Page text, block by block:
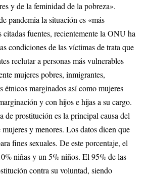
y de la feminidad de la pobreza».
pandemia la situación es «más
citadas fuentes, recientemente la ONU ha
condiciones de las víctimas de trata que
reclutar a personas más vulnerables
mujeres pobres, inmigrantes,
étnicos marginados así como mujeres
y con hijos e hijas a su cargo.
de prostitución es la principal causa del
y menores. Los datos dicen que
fines sexuales. De este porcentaje, el
niñas y un 5% niños. El 95% de las
contra su voluntad, siendo